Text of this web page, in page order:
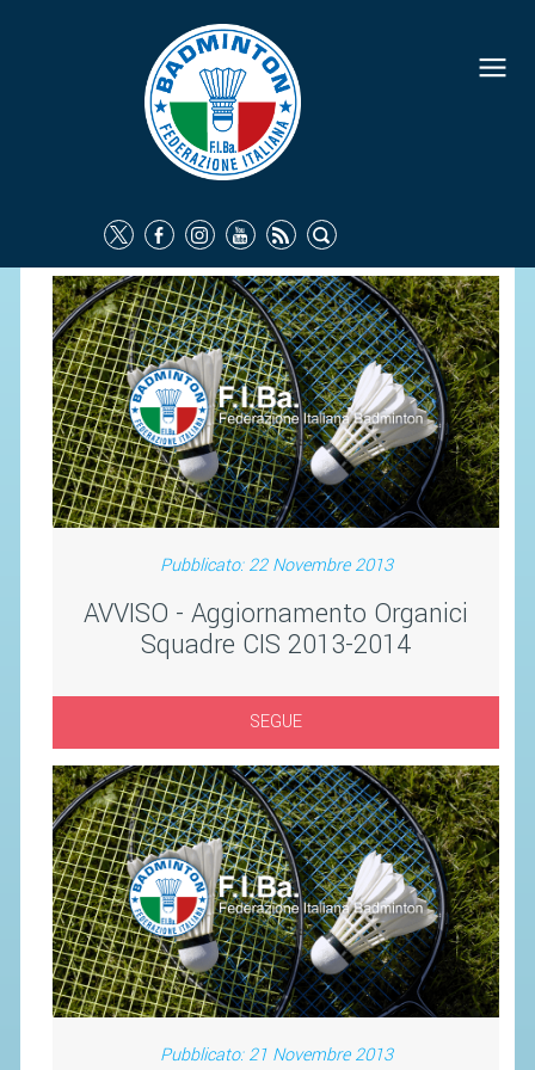
Pubblicato: 22 Novembre 2013
AVVISO - Aggiornamento Organici
Squadre CIS 2013-2014
SEGUE
Pubblicato: 21 Novembre 2013
FEDERAZIONE
IDENTITÀ
COMMISSIONI FEDERALI
ORGANI TERRITORIALI
SOCIETÀ SPORTIVE
CARTE FEDERALI
ATTI UFFICIALI
TUTELA DELLA SALUTE -
ANTIDOPING
COMUNICAZIONE E MARKETING
AVVISI E BANDI
SAFEGUARDING
RICHIESTA PATROCINIO
GIUSTIZIA FEDERALE
REGOLAMENTI
PROVVEDIMENTI
ORGANI DI GIUSTIZIA FEDERALE
MAGLIA AZZURRA